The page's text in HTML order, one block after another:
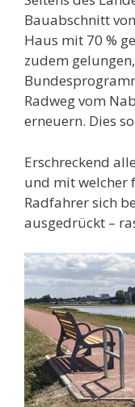
Bauabschnitt
Haus mit 70 %
zudem
Radweg vom
erneuern. Dies
Erschreckend
und mit welcher
Radfahrer sich
ausgedrückt –